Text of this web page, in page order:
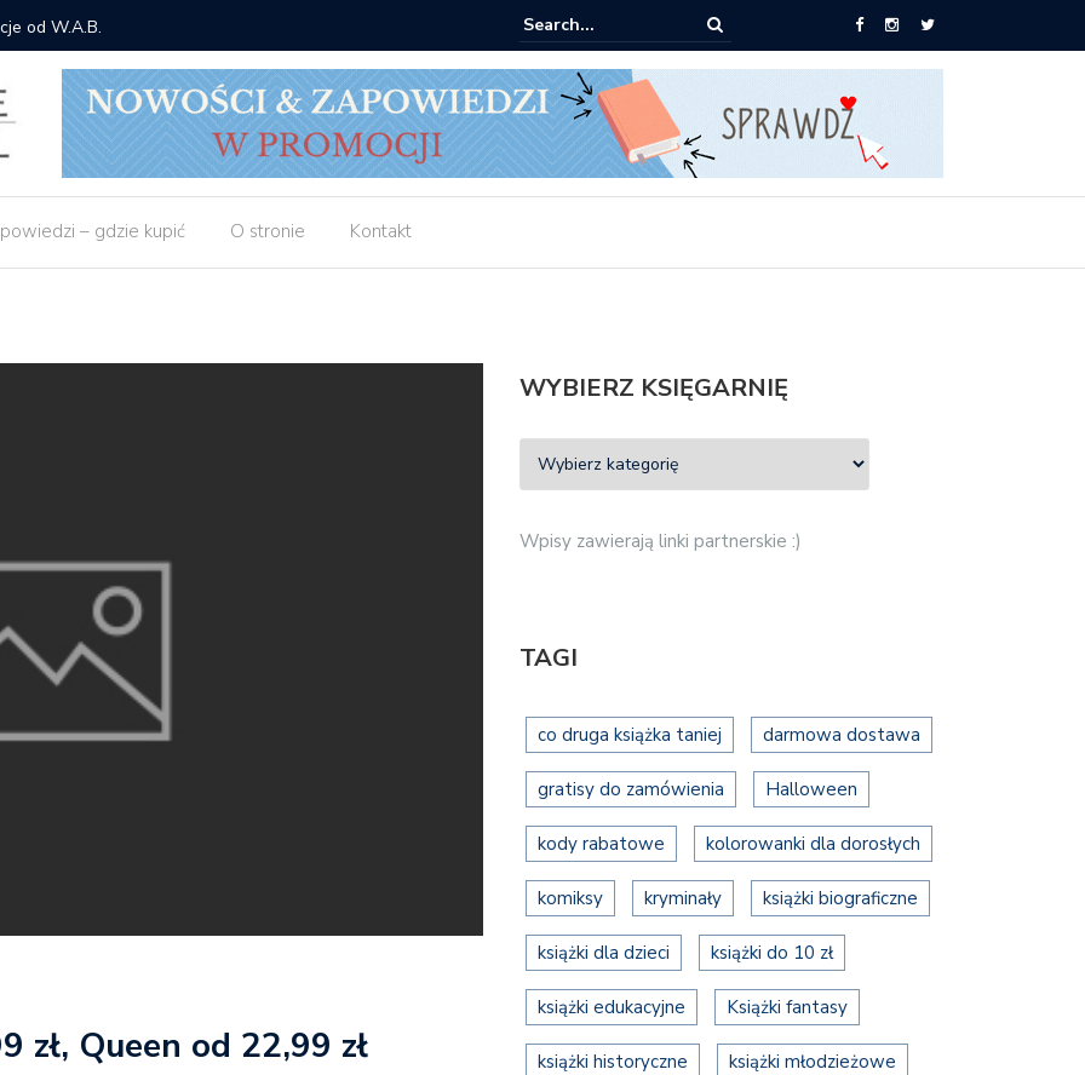
od W.A.B. Gdzie kupić: Mieczysław Gorzka – Copycat
– gdzie kupić O stronie Kontakt
zł, Queen od 22,99 zł
WYBIERZ KSIĘGARNIĘ
Wpisy zawierają linki partnerskie :)
TAGI
co druga książka taniej darmowa dostawa
gratisy do zamówienia Halloween
kody rabatowe kolorowanki dla dorosłych
komiksy kryminały książki biograficzne
książki dla dzieci książki do 10 zł
książki edukacyjne Książki fantasy
książki historyczne książki młodzieżowe